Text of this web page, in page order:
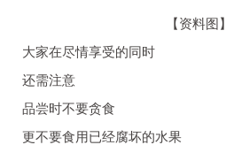
【资料图】
大家在尽情享受的同时
还需注意
品尝时不要贪食
更不要食用已经腐坏的水果